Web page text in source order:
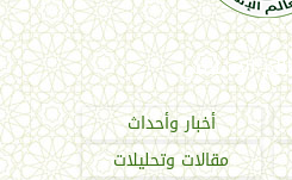
الإسلامي
أخبار وأحداث
مقالات وتحليلات